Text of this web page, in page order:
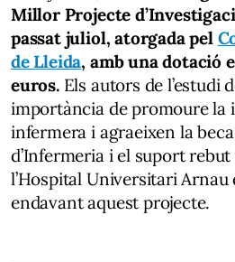
Millor Projecte
passat juliol, atorgada pel
de Lleida, amb una dotació
euros.Els autors de l’estudi
importància de promoure la
infermera i agraeixen la beca
d’Infermeria i el suport
l’Hospital Universitari
endavant aquest projecte.